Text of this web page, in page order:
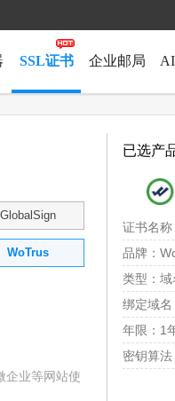
企业邮局
SSL证书
GlobalSign
WoTrus
企业等网站使
已选产
证书名称
品牌：
类型：域
绑定域名
年限：1
密钥算法